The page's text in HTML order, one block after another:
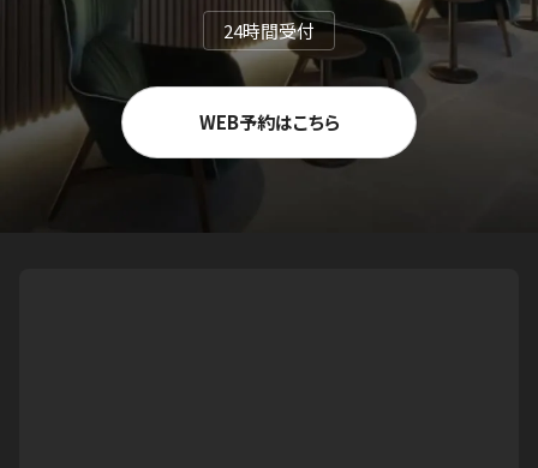
24時間受付
WEB予約はこちら